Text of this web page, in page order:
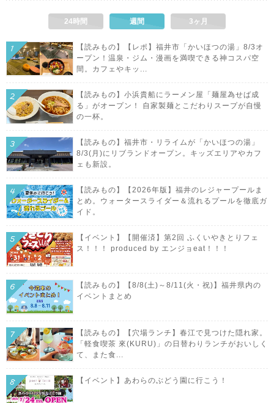
24時間 週間 3ヶ月
【読みもの】【レポ】福井市「かいほつの湯」8/3オ
ープン！温泉・ジム・漫画を満喫できる神コスパ空
間。カフェやキッ...
【読みもの】小浜貴船にラーメン屋「麺屋為せば成
る」がオープン！ 自家製麺とこだわりスープが自慢
の一杯。
【読みもの】福井市・リライムが「かいほつの湯」
8/3(月)にリブランドオープン。キッズエリアやカフ
ェも新設。
【読みもの】【2026年版】福井のレジャープールま
とめ。ウォータースライダー＆流れるプールを徹底ガ
イド。
【イベント】【開催済】第2回 ふくいやきとりフェ
ス！！！ produced by エンジョeat！！！
【読みもの】【8/8(土)～8/11(火・祝)】福井県内の
イベントまとめ
【読みもの】【穴場ランチ】春江で見つけた隠れ家。
「軽食喫茶 來(KURU)」の日替わりランチがおいしく
て、また食...
【イベント】あわらのぶどう園に行こう！